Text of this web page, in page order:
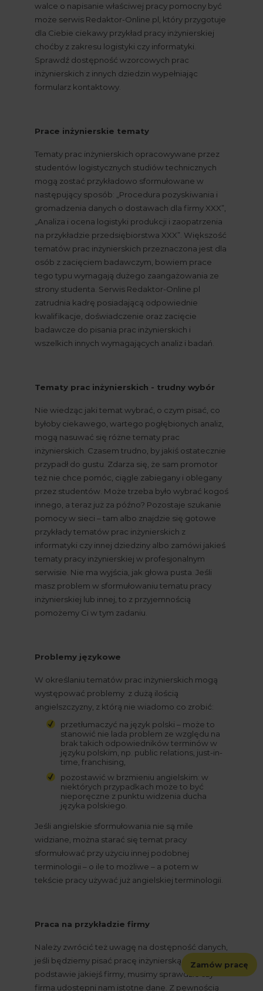
walce o napisanie właściwej pracy pomocny być
może serwis Redaktor-Online.pl, który przygotuje
dla Ciebie ciekawy przykład pracy inżynierskiej
choćby z zakresu logistyki czy informatyki.
Sprawdź dostępność wzorcowych prac
inżynierskich z innych dziedzin wypełniając
formularz kontaktowy.
Prace inżynierskie tematy
Tematy prac inżynierskich opracowywane przez
studentów logistycznych studiów technicznych
mogą zostać przykładowo sformułowane w
następujący sposób: „Procedura pozyskiwania i
gromadzenia danych o dostawach dla firmy XXX”,
„Analiza i ocena logistyki produkcji i zaopatrzenia
na przykładzie przedsiębiorstwa XXX”. Większość
tematów prac inżynierskich przeznaczona jest dla
osób z zacięciem badawczym, bowiem prace
tego typu wymagają dużego zaangażowania ze
strony studenta. Serwis Redaktor-Online.pl
zatrudnia kadrę posiadającą odpowiednie
kwalifikacje, doświadczenie oraz zacięcie
badawcze do pisania prac inżynierskich i
wszelkich innych wymagających analiz i badań.
Tematy prac inżynierskich - trudny wybór
Nie wiedząc jaki temat wybrać, o czym pisać, co
byłoby ciekawego, wartego pogłębionych analiz,
mogą nasuwać się różne tematy prac
inżynierskich. Czasem trudno, by jakiś ostatecznie
przypadł do gustu. Zdarza się, że sam promotor
też nie chce pomóc, ciągle zabiegany i oblegany
przez studentów. Może trzeba było wybrać kogoś
innego, a teraz już za późno? Pozostaje szukanie
pomocy w sieci – tam albo znajdzie się gotowe
przykłady tematów prac inżynierskich z
informatyki czy innej dziedziny albo zamówi jakieś
tematy pracy inżynierskiej w profesjonalnym
serwisie. Nie ma wyjścia, jak głowa pusta. Jeśli
masz problem w sformułowaniu tematu pracy
inżynierskiej lub innej, to z przyjemnością
pomożemy Ci w tym zadaniu.
Problemy językowe
W określaniu tematów prac inżynierskich mogą
występować problemy  z dużą ilością
angielszczyzny, z którą nie wiadomo co zrobić:
przetłumaczyć na język polski – może to
stanowić nie lada problem ze względu na
brak takich odpowiedników terminów w
języku polskim, np. public relations, just-in-
time, franchising,
pozostawić w brzmieniu angielskim: w
niektórych przypadkach może to być
nieporęczne z punktu widzenia ducha
języka polskiego.
Jeśli angielskie sformułowania nie są mile
widziane, można starać się temat pracy
sformułować przy użyciu innej podobnej
terminologii – o ile to możliwe – a potem w
tekście pracy używać już angielskiej terminologii.
Praca na przykładzie firmy
Należy zwrócić też uwagę na dostępność danych,
jeśli będziemy pisać pracę inżynierską na
podstawie jakiejś firmy, musimy sprawdzić czy
firma udostępni nam istotne dane. Z pewnością
Zamów pracę